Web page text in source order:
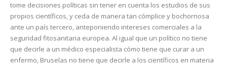
tome decisiones políticas sin tener en cuenta los estudios de sus
propios científicos, y ceda de manera tan cómplice y bochornosa
ante un país tercero, anteponiendo intereses comerciales a la
seguridad fitosanitaria europea. Al igual que un político no tiene
que decirle a un médico especialista cómo tiene que curar a un
enfermo, Bruselas no tiene que decirle a los científicos en materia